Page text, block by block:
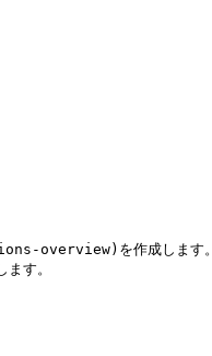
overview)を作成します。
す。